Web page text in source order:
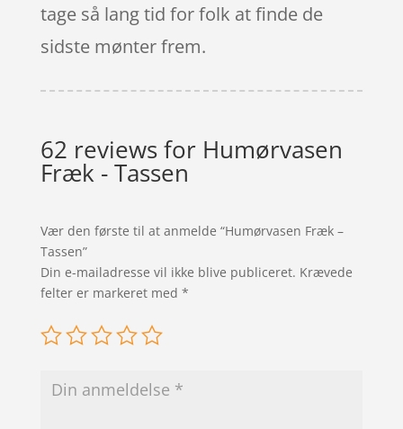
tage så lang tid for folk at finde de
sidste mønter frem.
62 reviews for Humørvasen
Fræk - Tassen
Vær den første til at anmelde “Humørvasen Fræk –
Tassen”
Din e-mailadresse vil ikke blive publiceret. Krævede
felter er markeret med *